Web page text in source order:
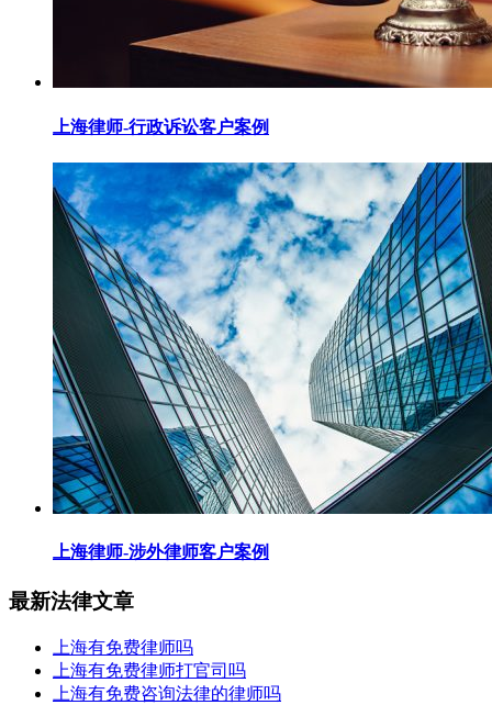
上海律师-行政诉讼客户案例
上海律师-涉外律师客户案例
最新法律文章
上海有免费律师吗
上海有免费律师打官司吗
上海有免费咨询法律的律师吗